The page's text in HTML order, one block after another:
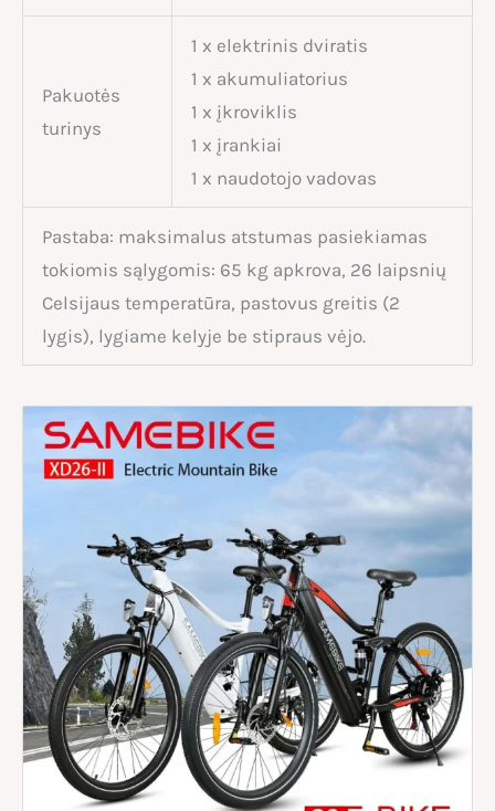
Pakuotės
turinys
1 x elektrinis dviratis
1 x akumuliatorius
1 x įkroviklis
1 x įrankiai
1 x naudotojo vadovas
Pastaba: maksimalus atstumas pasiekiamas
tokiomis sąlygomis: 65 kg apkrova, 26 laipsnių
Celsijaus temperatūra, pastovus greitis (2
lygis), lygiame kelyje be stipraus vėjo.